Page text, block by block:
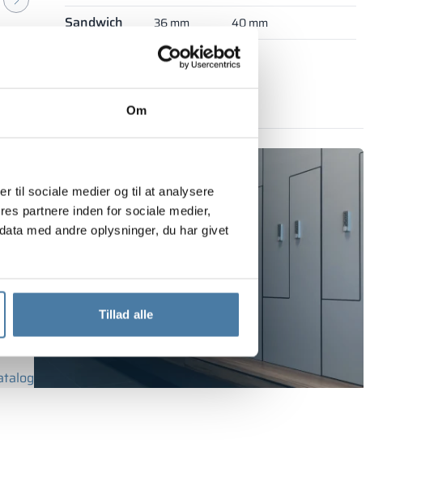
Om
til sociale medier og til at analysere
partnere inden for sociale medier,
med andre oplysninger, du har givet
Tillad alle
1/2
Sandwich 36 mm 40 mm